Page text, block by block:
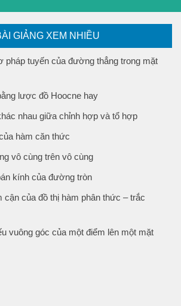
GIẢNG XEM NHIỀU
pháp tuyến của đường thẳng trong mặt
lược đồ Hoocne hay
nhau giữa chỉnh hợp và tổ hợp
hàm căn thức
vô cùng trên vô cùng
kính của đường tròn
của đồ thị hàm phân thức – trắc
vuông góc của một điểm lên một mặt